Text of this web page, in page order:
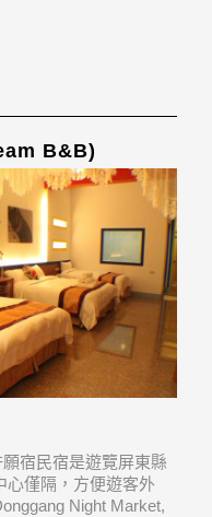
B&B)
宿民宿是遊覽屏東縣
心僅隔，方便遊客外
Night Market,